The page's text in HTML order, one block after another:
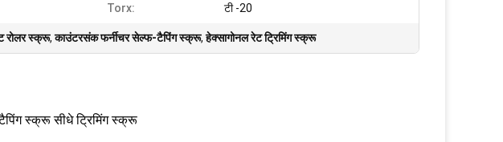
Torx: टी -20
रोलर स्क्रू,काउंटरसंक फर्नीचर सेल्फ-टैपिंग स्क्रू,हेक्सागोनल रेट ट्रिमिंग स्क्रू
स्क्रू सीधे ट्रिमिंग स्क्रू